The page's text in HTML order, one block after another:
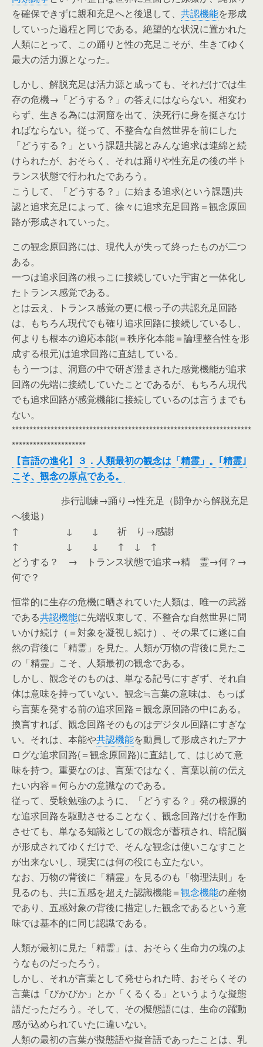
を確保できずに親和充足へと後退して、 共認機能を形成
していった過程と同じである。絶望的な状況に置かれた
人類にとって、この踊りと性の充足こそが、生きてゆく
最大の活力源となった。
しかし、解脱充足は活力源と成っても、それだけでは生
存の危機→「どうする？」の答えにはならない。相変わ
らず、生きる為には洞窟を出て、決死行に身を挺さなけ
ればならない。従って、不整合な自然世界を前にした
「どうする？」という課題共認とみんな追求は連綿と続
けられたが、おそらく、それは踊りや性充足の後の半ト
ランス状態で行われたであろう。
こうして、「どうする？」に始まる追求(という課題)共
認と追求充足によって、徐々に追求充足回路＝観念原回
路が形成されていった。
この観念原回路には、現代人が失って終ったものが二つ
ある。
一つは追求回路の根っこに接続していた宇宙と一体化し
たトランス感覚である。
とは云え、トランス感覚の更に根っ子の共認充足回路
は、もちろん現代でも確り追求回路に接続しているし、
何よりも根本の適応本能(＝秩序化本能＝論理整合性を形
成する根元)は追求回路に直結している。
もう一つは、洞窟の中で研ぎ澄まされた感覚機能が追求
回路の先端に接続していたことであるが、もちろん現代
でも追求回路が感覚機能に接続しているのは言うまでも
ない。
********************************************************************
*********************
【言語の進化】３．人類最初の観念は「精霊」。｢精霊｣
こそ、観念の原点である。
歩行訓練→踊り→性充足（闘争から解脱充足
へ後退）
↑ ↓ ↓ 祈 り→感謝
↑ ↓ ↓ ↑ ↓ ↑
どうする？ → トランス状態で追求→精 霊→何？→
何で？
恒常的に生存の危機に晒されていた人類は、唯一の武器
である共認機能に先端収束して、不整合な自然世界に問
いかけ続け（＝対象を凝視し続け）、その果てに遂に自
然の背後に「精霊」を見た。人類が万物の背後に見たこ
の「精霊」こそ、人類最初の観念である。
しかし、観念そのものは、単なる記号にすぎず、それ自
体は意味を持っていない。観念≒言葉の意味は、もっぱ
ら言葉を発する前の追求回路＝観念原回路の中にある。
換言すれば、観念回路そのものはデジタル回路にすぎな
い。それは、本能や共認機能を動員して形成されたアナ
ログな追求回路(＝観念原回路)に直結して、はじめて意
味を持つ。重要なのは、言葉ではなく、言葉以前の伝え
たい内容＝何らかの意識なのである。
従って、受験勉強のように、「どうする？」発の根源的
な追求回路を駆動させることなく、観念回路だけを作動
させても、単なる知識としての観念が蓄積され、暗記脳
が形成されてゆくだけで、そんな観念は使いこなすこと
が出来ないし、現実には何の役にも立たない。
なお、万物の背後に「精霊」を見るのも「物理法則」を
見るのも、共に五感を超えた認識機能＝観念機能の産物
であり、五感対象の背後に措定した観念であるという意
味では基本的に同じ認識である。
人類が最初に見た「精霊」は、おそらく生命力の塊のよ
うなものだったろう。
しかし、それが言葉として発せられた時、おそらくその
言葉は「ぴかぴか」とか「くるくる」というような擬態
語だっただろう。そして、その擬態語には、生命の躍動
感が込められていたに違いない。
人類の最初の言葉が擬態語や擬音語であったことは、乳